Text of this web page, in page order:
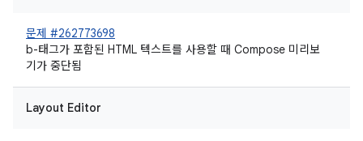
문제 #262773698
b-태그가 포함된 HTML 텍스트를 사용할 때 Compose 미리보
기가 중단됨
Layout Editor